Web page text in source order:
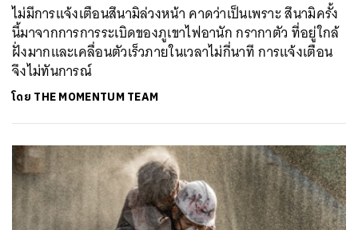
ไม่มีการแจ้งเตือนสึนามิล่วงหน้า คาดว่าเป็นเพราะ สึนามิครั้ง
นี้มาจากการการระเบิดของภูเขาไฟอานัก กรากาตัว ที่อยู่ใกล้
ฝั่งมากและเคลื่อนตัวเร็วภายในเวลาไม่กี่นาที การแจ้งเตือน
จึงไม่ทันการณ์
โดย THE MOMENTUM TEAM